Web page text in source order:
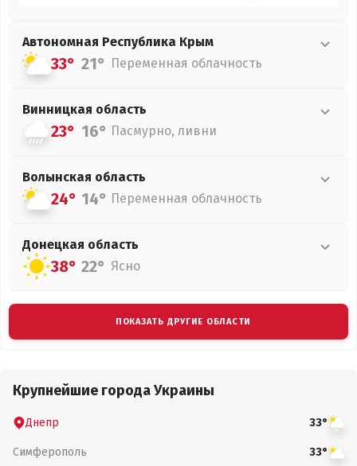
Автономная Республика Крым
33° 21° Переменная облачность
Винницкая область
23° 16° Пасмурно, ливни
Волынская область
24° 14° Переменная облачность
Донецкая область
38° 22° Ясно
ПОКАЗАТЬ ДРУГИЕ ОБЛАСТИ
Крупнейшие города Украины
Днепр 33°
Симферополь 33°